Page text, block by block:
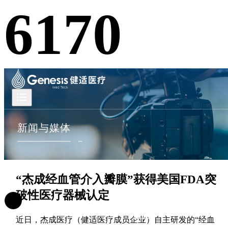
6170
首页
新闻与媒体
“杰成经血管介入瓣膜”获得美国FDA突
破性医疗器械认定
近日，杰成医疗（健适医疗成员企业）自主研发的“经血